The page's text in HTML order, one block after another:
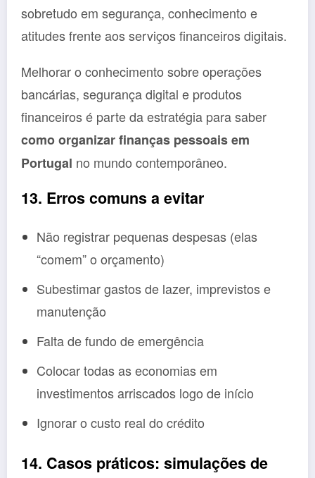
sobretudo em segurança, conhecimento e
atitudes frente aos serviços financeiros digitais.
Melhorar o conhecimento sobre operações
bancárias, segurança digital e produtos
financeiros é parte da estratégia para saber
como organizar finanças pessoais em
Portugal no mundo contemporâneo.
13. Erros comuns a evitar
Não registrar pequenas despesas (elas
“comem” o orçamento)
Subestimar gastos de lazer, imprevistos e
manutenção
Falta de fundo de emergência
Colocar todas as economias em
investimentos arriscados logo de início
Ignorar o custo real do crédito
14. Casos práticos: simulações de